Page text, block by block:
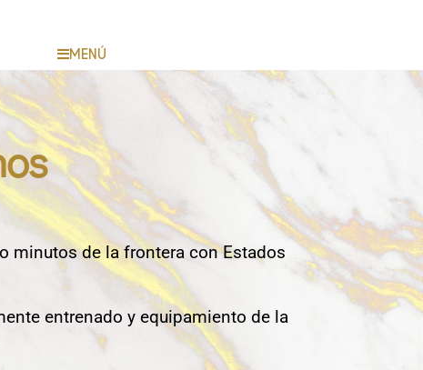
MENÚ
minutos de la frontera con Estados
entrenado y equipamiento de la